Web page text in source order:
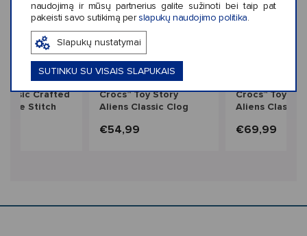
naudojimą ir mūsų partnerius galite sužinoti bei taip pat
pakeisti savo sutikimą per slapukų naudojimo politika
Slapukų nustatymai
SUTINKU SU VISAIS SLAPUKAIS
Crafted
Stitch
Naujiena
Spalvų kiekis: 1
Crocs™ Toy Story
Aliens Classic Clog
€54,99
Crocs™ Toy
Aliens Classic
€69,99
‹